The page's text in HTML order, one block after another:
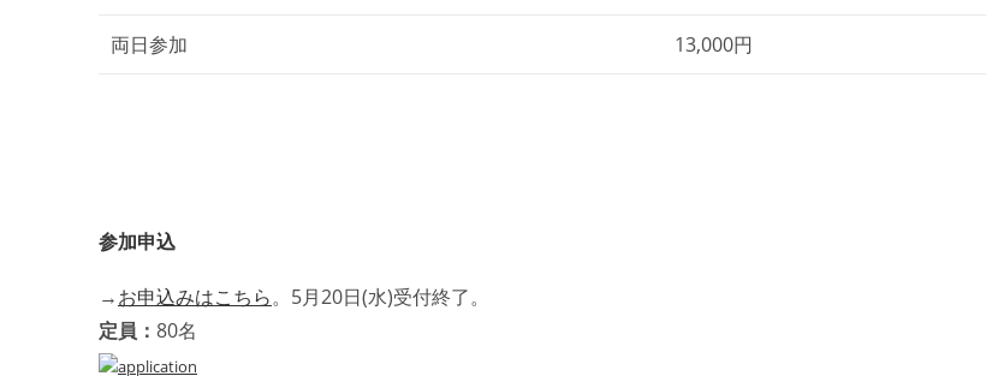
両日参加 13,000円
参加申込
→お申込みはこちら。5月20日(水)受付終了。
定員： 80名